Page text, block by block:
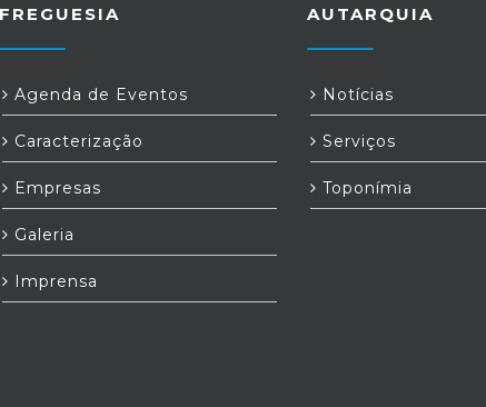
FREGUESIA
Agenda de Eventos
Caracterização
Empresas
Galeria
Imprensa
AUTARQUIA
Notícias
Serviços
Toponímia